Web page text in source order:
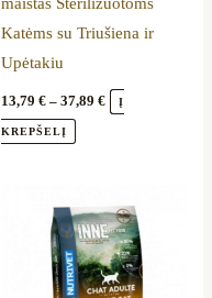
Katėms su Triušiena ir
Upėtakiu
13,79 € – 37,89 € Į
KREPŠELĮ
chosen
on
product
range:
18,80 €
through
46,99 €
product
has
multiple